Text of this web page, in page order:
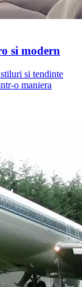
si modern
si tendinte
o maniera